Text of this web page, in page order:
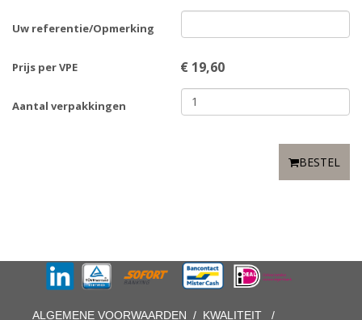
Uw referentie/Opmerking
Prijs per VPE € 19,60
Aantal verpakkingen
BESTEL
ALGEMENE VOORWAARDEN / KWALITEIT /